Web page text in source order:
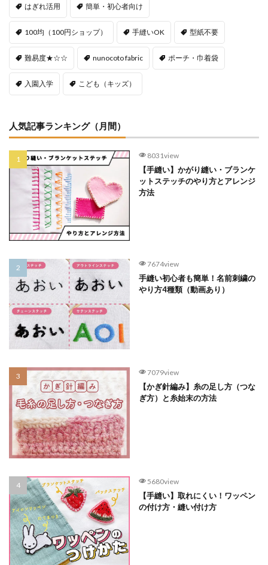
はぎれ活用 簡単・初心者向け
100均（100円ショップ） 手縫いOK 型紙不要
難易度★☆☆ nunocoto fabric ポーチ・巾着袋
入園入学 こども（キッズ）
人気記事ランキング（月間）
8031view
【手縫い】かがり縫い・ブランケ
ットステッチのやり方とアレンジ
方法
7674view
手縫い初心者も簡単！名前刺繍の
やり方4種類（動画あり）
7079view
【かぎ針編み】糸の足し方（つな
ぎ方）と糸始末の方法
5680view
【手縫い】取れにくい！ワッペン
の付け方・縫い付け方